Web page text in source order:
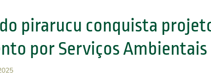
pirarucu conquista
por Serviços Ambientais